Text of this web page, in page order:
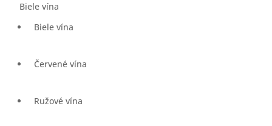
Biele vína
Biele vína
Červené vína
Ružové vína